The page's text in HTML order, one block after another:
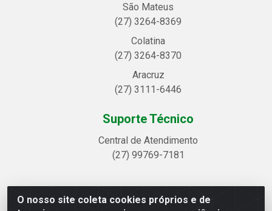
O nosso site coleta cookies próprios e de
São Mateus
(27) 3264-8369
Colatina
(27) 3264-8370
Aracruz
(27) 3111-6446
Suporte Técnico
Central de Atendimento
(27) 99769-7181
Linhavix Distribuidora LTDA - Avenida Alegre, 2521 -